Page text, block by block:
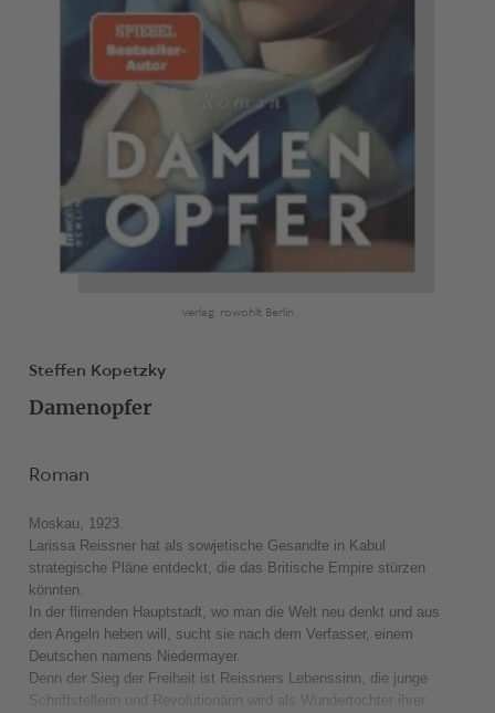
Verlag: rowohlt Berlin
Steffen Kopetzky
Damenopfer
Roman
Moskau, 1923.
Larissa Reissner hat als sowjetische Gesandte in Kabul
strategische Pläne entdeckt, die das Britische Empire stürzen
könnten.
In der flirrenden Hauptstadt, wo man die Welt neu denkt und aus
den Angeln heben will, sucht sie nach dem Verfasser, einem
Deutschen namens Niedermayer.
Denn der Sieg der Freiheit ist Reissners Lebenssinn, die junge
Schriftstellerin und Revolutionärin wird als Wundertochter ihrer